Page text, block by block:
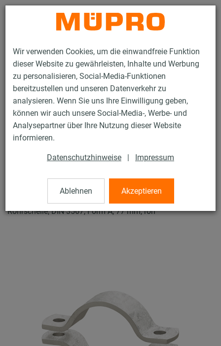
Wir verwenden Cookies, um die einwandfreie Funktion
dieser Website zu gewährleisten, Inhalte und Werbung
zu personalisieren, Social-Media-Funktionen
bereitzustellen und unseren Datenverkehr zu
analysieren. Wenn Sie uns Ihre Einwilligung geben,
können wir auch unsere Social-Media-, Werbe- und
Analysepartner über Ihre Nutzung dieser Website
informieren.
Datenschutzhinweise | Impressum
Ablehnen Akzeptieren
Kontakt
Produkte Befestigungstechnik
Feuerverzinkte Produkte
Feuerverzinkte Produkte für Rohrschlitten und Zubehör
Rohrschellen DIN 3567
Rohrschellen DIN 3567
Rohrschelle, DIN 3567, Form A, 77 mm, roh